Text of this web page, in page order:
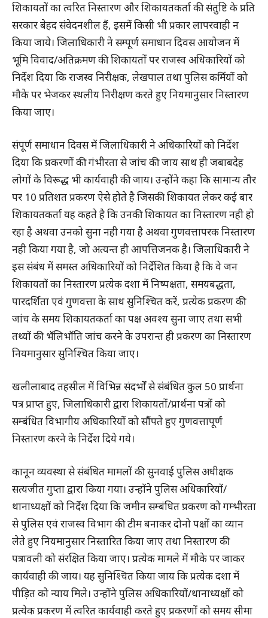
शिकायतों का त्वरित निस्तारण और शिकायतकर्ता की संतुष्टि के प्रति
सरकार बेहद संवेदनशील हैं, इसमें किसी भी प्रकार लापरवाही न
किया जाये। जिलाधिकारी ने सम्पूर्ण समाधान दिवस आयोजन में
भूमि विवाद/अतिक्रमण की शिकायतों पर राजस्व अधिकारियों को
निर्देश दिया कि राजस्व निरीक्षक, लेखपाल तथा पुलिस कर्मियों को
मौके पर भेजकर स्थलीय निरीक्षण करते हुए नियमानुसार निस्तारण
किया जाए।
संपूर्ण समाधान दिवस में जिलाधिकारी ने अधिकारियों को निर्देश
दिया कि प्रकरणों की गंभीरता से जांच की जाय साथ ही जबाबदेह
लोगों के विरूद्ध भी कार्यवाही की जाय। उन्होंने कहा कि सामान्य तौर
पर 10 प्रतिशत प्रकरण ऐसे होते है जिसकी शिकायत लेकर कई बार
शिकायतकर्ता यह कहते है कि उनकी शिकायत का निस्तारण नही हो
रहा है अथवा उनको सुना नही गया है अथवा गुणवत्तापरक निस्तारण
नही किया गया है, जो अत्यन्त ही आपत्तिजनक है। जिलाधिकारी ने
इस संबंध में समस्त अधिकारियों को निर्देशित किया है कि वे जन
शिकायतों का निस्तारण प्रत्येक दशा में निष्पक्षता, समयबद्धता,
पारदर्शिता एवं गुणवत्ता के साथ सुनिश्चित करें, प्रत्येक प्रकरण की
जांच के समय शिकायतकर्ता का पक्ष अवश्य सुना जाए तथा सभी
तथ्यों की भॅलिभॉति जांच करने के उपरान्त ही प्रकरण का निस्तारण
नियमानुसार सुनिश्चित किया जाए।
खलीलाबाद तहसील में विभिन्न संदर्भों से संबंधित कुल 50 प्रार्थना
पत्र प्राप्त हुए, जिलाधिकारी द्वारा शिकायतों/प्रार्थना पत्रों को
सम्बंधित विभागीय अधिकारियों को साैंपते हुए गुणवत्तापूर्ण
निस्तारण करने के निर्देश दिये गये।
कानून व्यवस्था से संबंधित मामलों की सुनवाई पुलिस अधीक्षक
सत्यजीत गुप्ता द्वारा किया गया। उन्होंने पुलिस अधिकारियों/
थानाध्यक्षों को निर्देश दिया कि जमीन सम्बंधित प्रकरण को गम्भीरता
से पुलिस एवं राजस्व विभाग की टीम बनाकर दोनो पक्षों का व्यान
लेते हुए नियमानुसार निस्तारित किया जाए तथा निस्तारण की
पत्रावली को संरक्षित किया जाए। प्रत्येक मामले में मौके पर जाकर
कार्यवाही की जाय। यह सुनिश्चित किया जाय कि प्रत्येक दशा में
पीड़ित को न्याय मिले। उन्होंने पुलिस अधिकारियों/थानाध्यक्षों को
प्रत्येक प्रकरण में त्वरित कार्यवाही करते हुए प्रकरणों को समय सीमा